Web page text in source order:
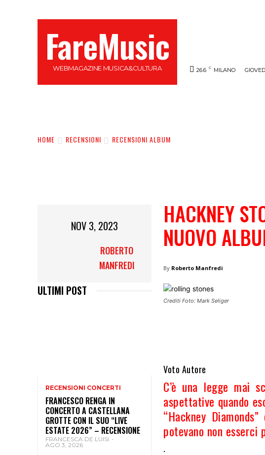
FareMusic
WEBMAGAZINE MUSICA&CULTURA 26.6 C MILANO
HOME RECENSIONI RECENSIONI ALBUM
NOV 3, 2023
ROBERTO
MANFREDI
ULTIMI POST
RECENSIONI CONCERTI
FRANCESCO RENGA IN
CONCERTO A CASTELLANA
GROTTE CON IL SUO “LIVE
ESTATE 2026” – RECENSIONE
FRANCESCA DE LUISI -
AGO 3, 2026
HACKNEY
NUOVO
By Roberto Manfredi
Crediti Foto: Mark Seliger
Voto Autore
C’è una legge mai
aspettative quando
“Hackney
potevano non
.